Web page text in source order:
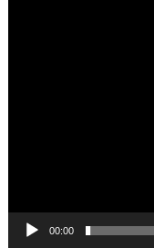
00:00